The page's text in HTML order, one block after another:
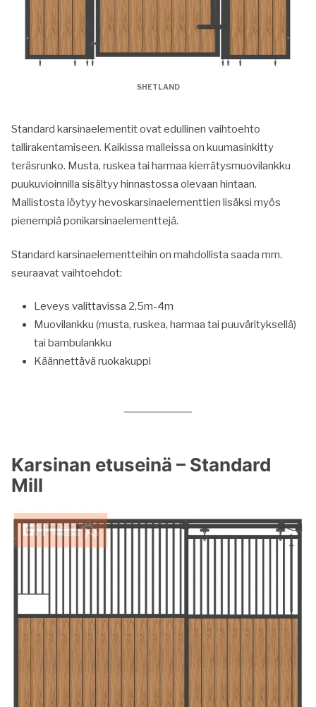
SHETLAND
Standard karsinaelementit ovat edullinen vaihtoehto
tallirakentamiseen. Kaikissa malleissa on kuumasinkitty
teräsrunko. Musta, ruskea tai harmaa kierrätysmuovilankku
puukuvioinnilla sisältyy hinnastossa olevaan hintaan.
Mallistosta löytyy hevoskarsinaelementtien lisäksi myös
pienempiä ponikarsinaelementtejä.
Standard karsinaelementteihin on mahdollista saada mm.
seuraavat vaihtoehdot:
Leveys valittavissa 2,5m-4m
Muovilankku (musta, ruskea, harmaa tai puuvärityksellä)
tai bambulankku
Käännettävä ruokakuppi
Karsinan etuseinä – Standard
Mill